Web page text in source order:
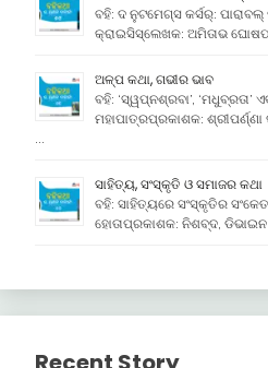
ବହି: ଦ ନୁଟମେଗ୍ସ କର୍ସର୍:
କ୍ରାଇସିସ୍ଲେଖକ: ଅମିତାଭ
ଅଳ୍ପ କଥା, ଗଭୀର ଭାବ
ବହି: ‘ସ୍ୱପ୍ନଶ୍ରବା’, ‘ମଧୁବ୍ରତା’
ମହାପାତ୍ରପ୍ରକାଶକ:
…
ସାହିତ୍ୟ, ସଂସ୍କୃତି ଓ ସମାଜର କଥା
ବହି: ସାହିତ୍ୟରେ ସଂସ୍କୃତିର
ହୋତାପ୍ରକାଶକ: ନିଶବ୍ଦ,